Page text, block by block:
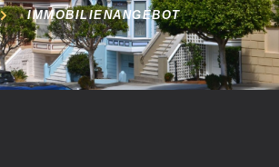
IMMOBILIENANGEBOT